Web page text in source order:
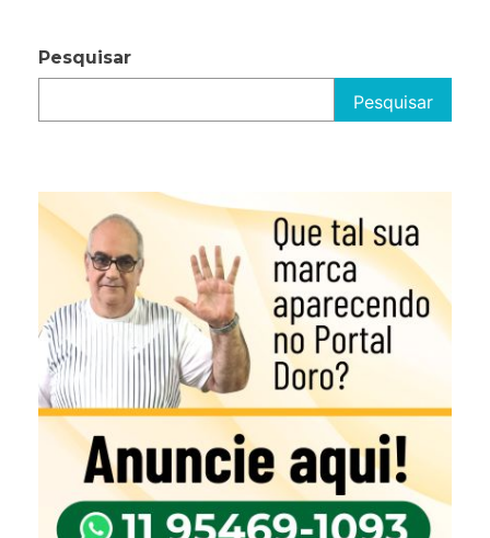
Pesquisar
Pesquisar